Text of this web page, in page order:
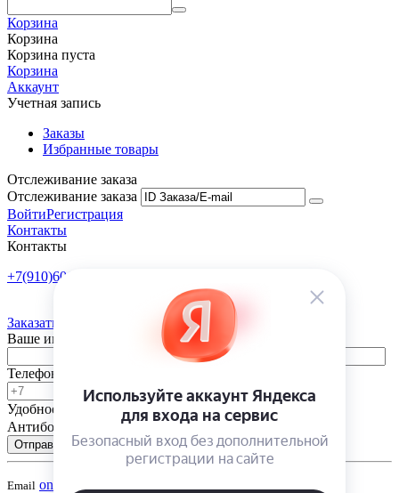
Корзина
Корзина
Корзина пуста
Корзина
Аккаунт
Учетная запись
Заказы
Избранные товары
Отслеживание заказа
Отслеживание заказа
ВойтиРегистрация
Контакты
Контакты
+7(910)601-10-10
Заказать обратный звонок
Ваше имя
Телефон
Удобное время
-
Антибот
Отправить
Email onsad@onsad.ru